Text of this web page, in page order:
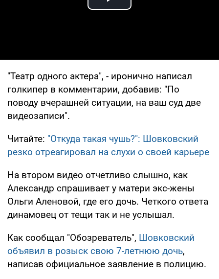
Play Video
"Театр одного актера", - иронично написал
голкипер в комментарии, добавив: "По
поводу вчерашней ситуации, на ваш суд две
видеозаписи".
Читайте: "Откуда такая чушь?": Шовковский
резко отреагировал на слухи о своей карьере
На втором видео отчетливо слышно, как
Александр спрашивает у матери экс-жены
Ольги Аленовой, где его дочь. Четкого ответа
динамовец от тещи так и не услышал.
Как сообщал "Обозреватель", Шовковский
объявил в розыск свою 7-летнюю дочь,
написав официальное заявление в полицию.